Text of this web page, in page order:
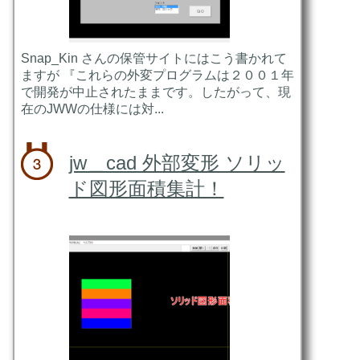
Snap_Kin さんの保管サイトにはこう書かれて
ますが 『これらの外変プログラムは２００１年
で開発が中止されたままです。したがって、現
在のJWWの仕様には対...
jw＿cad 外部変形 ソリッ
ド図形面積集計！